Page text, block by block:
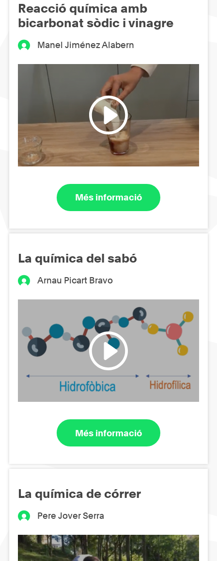
Reacció química amb
bicarbonat sòdic i vinagre
Manel Jiménez Alabern
Més informació
La química del sabó
Arnau Picart Bravo
Més informació
La química de córrer
Pere Jover Serra